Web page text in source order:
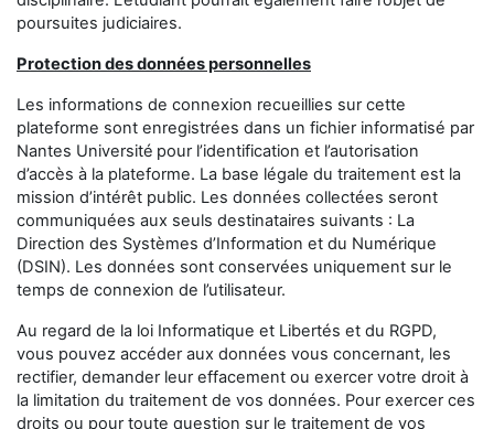
poursuites judiciaires.
Protection des données personnelles
Les informations de connexion recueillies sur cette
plateforme sont enregistrées dans un fichier informatisé par
Nantes Université pour l’identification et l’autorisation
d’accès à la plateforme. La base légale du traitement est la
mission d’intérêt public. Les données collectées seront
communiquées aux seuls destinataires suivants : La
Direction des Systèmes d’Information et du Numérique
(DSIN). Les données sont conservées uniquement sur le
temps de connexion de l’utilisateur.
Au regard de la loi Informatique et Libertés et du RGPD,
vous pouvez accéder aux données vous concernant, les
rectifier, demander leur effacement ou exercer votre droit à
la limitation du traitement de vos données. Pour exercer ces
droits ou pour toute question sur le traitement de vos